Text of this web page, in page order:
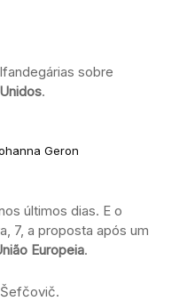
sobre
.
Geron
últimos dias. E o
7, a proposta após um
Europeia.